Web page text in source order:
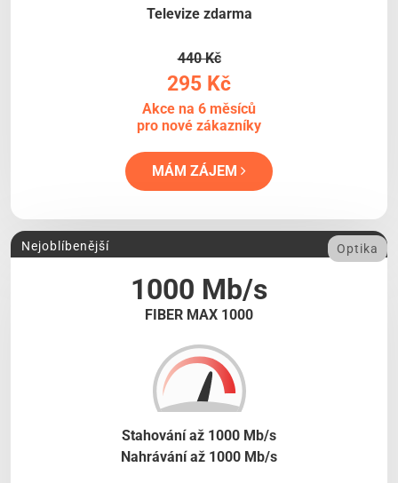
Televize zdarma
440 Kč
295 Kč
Akce na 6 měsíců
pro nové zákazníky
MÁM ZÁJEM
1000 Mb/s
FIBER MAX 1000
Nejoblíbenější Optika
Stahování až 1000 Mb/s
Nahrávání až 1000 Mb/s